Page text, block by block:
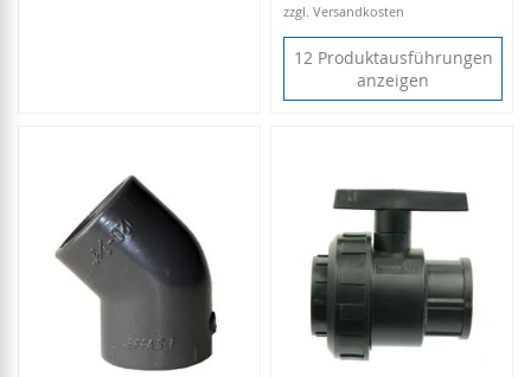
zzgl. Versandkosten
12 Produktausführungen
anzeigen